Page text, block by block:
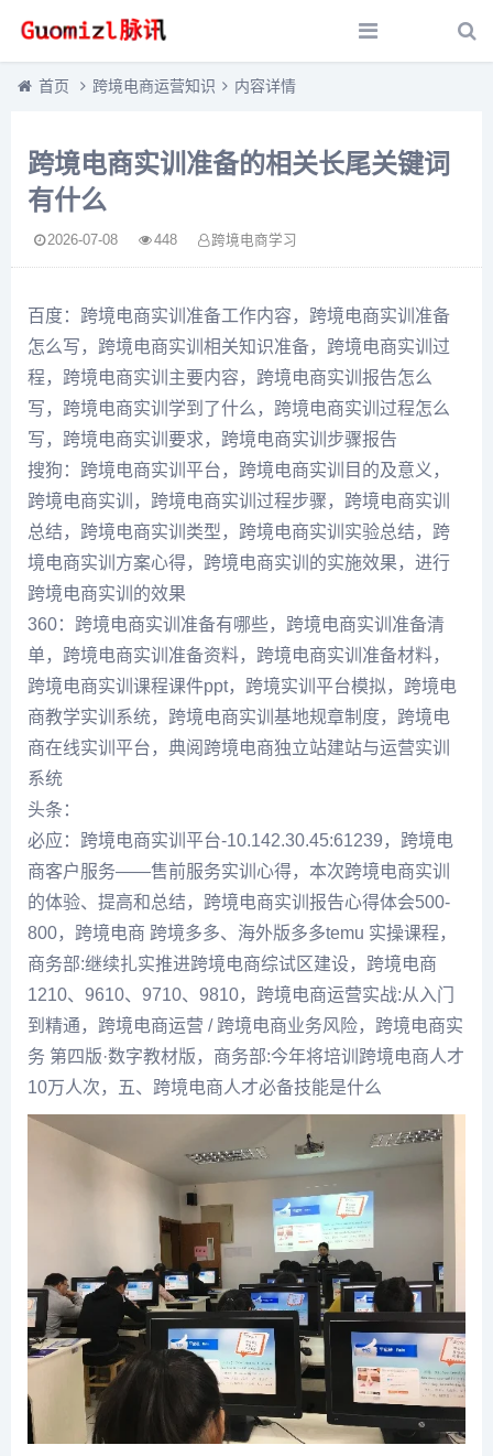
首页 跨境电商运营知识 内容详情
跨境电商实训准备的相关长尾关键词
有什么
2026-07-08 448 跨境电商学习
百度：跨境电商实训准备工作内容，跨境电商实训准备
怎么写，跨境电商实训相关知识准备，跨境电商实训过
程，跨境电商实训主要内容，跨境电商实训报告怎么
写，跨境电商实训学到了什么，跨境电商实训过程怎么
写，跨境电商实训要求，跨境电商实训步骤报告
搜狗：跨境电商实训平台，跨境电商实训目的及意义，
跨境电商实训，跨境电商实训过程步骤，跨境电商实训
总结，跨境电商实训类型，跨境电商实训实验总结，跨
境电商实训方案心得，跨境电商实训的实施效果，进行
跨境电商实训的效果
360：跨境电商实训准备有哪些，跨境电商实训准备清
单，跨境电商实训准备资料，跨境电商实训准备材料，
跨境电商实训课程课件ppt，跨境实训平台模拟，跨境电
商教学实训系统，跨境电商实训基地规章制度，跨境电
商在线实训平台，典阅跨境电商独立站建站与运营实训
系统
头条：
必应：跨境电商实训平台-10.142.30.45:61239，跨境电
商客户服务——售前服务实训心得，本次跨境电商实训
的体验、提高和总结，跨境电商实训报告心得体会500-
800，跨境电商 跨境多多、海外版多多temu 实操课程，
商务部:继续扎实推进跨境电商综试区建设，跨境电商
1210、9610、9710、9810，跨境电商运营实战:从入门
到精通，跨境电商运营 / 跨境电商业务风险，跨境电商实
务 第四版·数字教材版，商务部:今年将培训跨境电商人才
10万人次，五、跨境电商人才必备技能是什么